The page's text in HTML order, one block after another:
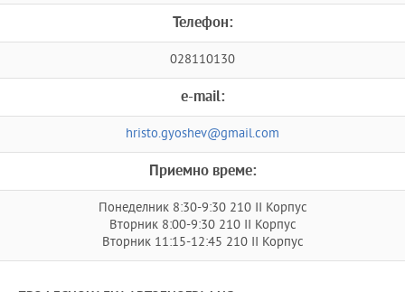
Телефон:
028110130
e-mail:
hristo.gyoshev@gmail.com
Приемно време:
Понеделник 8:30-9:30 210 II Корпус
Вторник 8:00-9:30 210 II Корпус
Вторник 11:15-12:45 210 II Корпус